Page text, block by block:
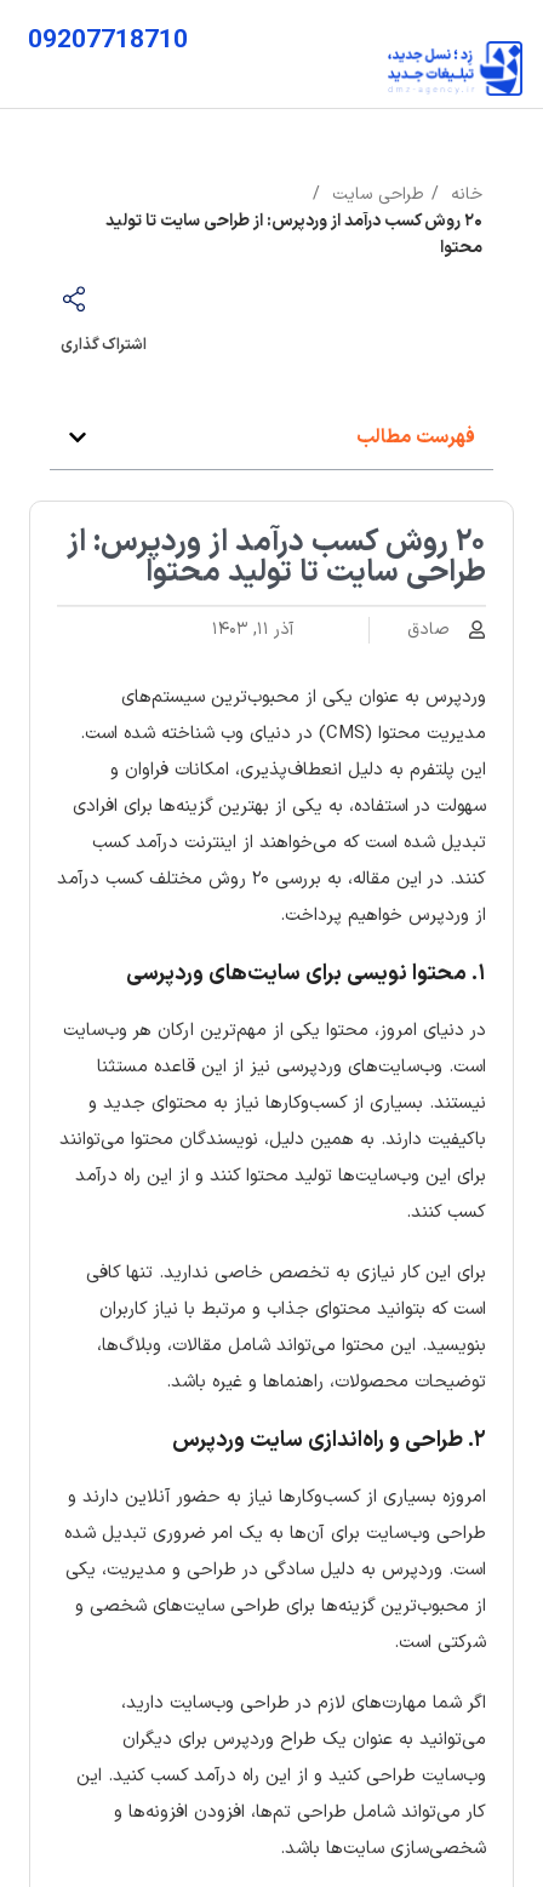
09207718710
خانه
طراحی سایت
۲۰ روش کسب درآمد از وردپرس: از طراحی سایت تا تولید
محتوا
اشتراک گذاری
فهرست مطالب
۲۰ روش کسب درآمد از وردپرس: از
طراحی سایت تا تولید محتوا
صادق آذر ۱۱, ۱۴۰۳
وردپرس به عنوان یکی از محبوب‌ترین سیستم‌های
مدیریت محتوا (CMS) در دنیای وب شناخته شده است.
این پلتفرم به دلیل انعطاف‌پذیری، امکانات فراوان و
سهولت در استفاده، به یکی از بهترین گزینه‌ها برای افرادی
تبدیل شده است که می‌خواهند از اینترنت درآمد کسب
کنند. در این مقاله، به بررسی ۲۰ روش مختلف کسب درآمد
از وردپرس خواهیم پرداخت.
۱. محتوا نویسی برای سایت‌های وردپرسی
در دنیای امروز، محتوا یکی از مهم‌ترین ارکان هر وب‌سایت
است. وب‌سایت‌های وردپرسی نیز از این قاعده مستثنا
نیستند. بسیاری از کسب‌وکارها نیاز به محتوای جدید و
باکیفیت دارند. به همین دلیل، نویسندگان محتوا می‌توانند
برای این وب‌سایت‌ها تولید محتوا کنند و از این راه درآمد
کسب کنند.
برای این کار نیازی به تخصص خاصی ندارید. تنها کافی
است که بتوانید محتوای جذاب و مرتبط با نیاز کاربران
بنویسید. این محتوا می‌تواند شامل مقالات، وبلاگ‌ها،
توضیحات محصولات، راهنماها و غیره باشد.
۲. طراحی و راه‌اندازی سایت وردپرس
امروزه بسیاری از کسب‌وکارها نیاز به حضور آنلاین دارند و
طراحی وب‌سایت برای آن‌ها به یک امر ضروری تبدیل شده
است. وردپرس به دلیل سادگی در طراحی و مدیریت، یکی
از محبوب‌ترین گزینه‌ها برای طراحی سایت‌های شخصی و
شرکتی است.
اگر شما مهارت‌های لازم در طراحی وب‌سایت دارید،
می‌توانید به عنوان یک طراح وردپرس برای دیگران
وب‌سایت طراحی کنید و از این راه درآمد کسب کنید. این
کار می‌تواند شامل طراحی تم‌ها، افزودن افزونه‌ها و
شخصی‌سازی سایت‌ها باشد.